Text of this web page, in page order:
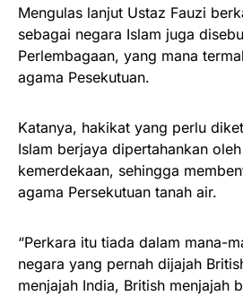
Mengulas lanjut Ustaz Fauzi
sebagai negara Islam juga
Perlembagaan, yang mana
agama Pesekutuan.
Katanya, hakikat yang perlu
Islam berjaya dipertahankan
kemerdekaan, sehingga
agama Persekutuan tanah air.
“Perkara itu tiada dalam mana-
negara yang pernah dijajah
menjajah India, British menjajah